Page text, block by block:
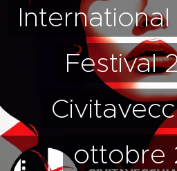
Festival
ottobre